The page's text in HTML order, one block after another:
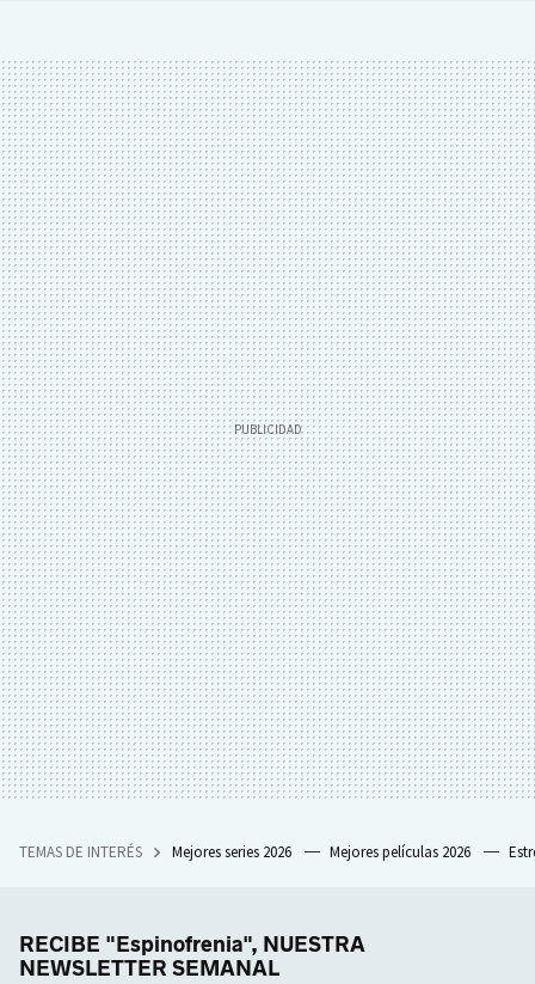
TEMAS DE INTERÉS Mejores series 2026 Mejores películas 2026
RECIBE "Espinofrenia", NUESTRA
NEWSLETTER SEMANAL